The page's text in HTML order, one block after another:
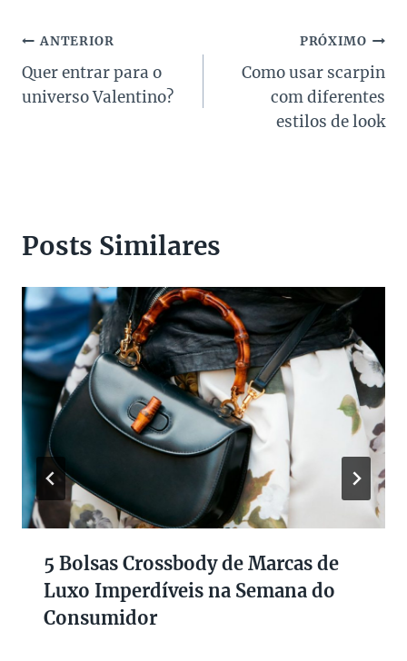
Navegação
de
ANTERIOR
Quer entrar para o
universo Valentino?
PRÓXIMO
Como usar scarpin
com diferentes
estilos de look
Posts Similares
5 Bolsas Crossbody de Marcas de
Luxo Imperdíveis na Semana do
Consumidor